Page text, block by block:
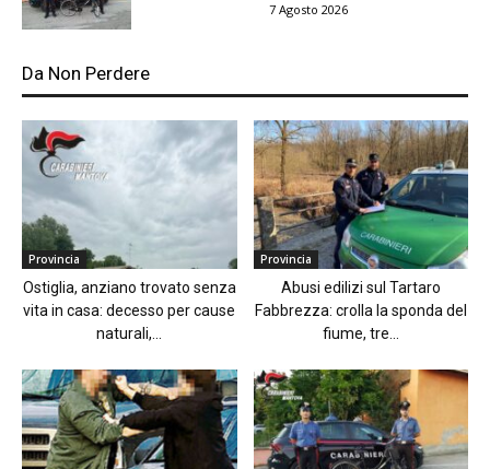
7 Agosto 2026
Da Non Perdere
Provincia
Ostiglia, anziano trovato senza
vita in casa: decesso per cause
naturali,...
Provincia
Abusi edilizi sul Tartaro
Fabbrezza: crolla la sponda del
fiume, tre...